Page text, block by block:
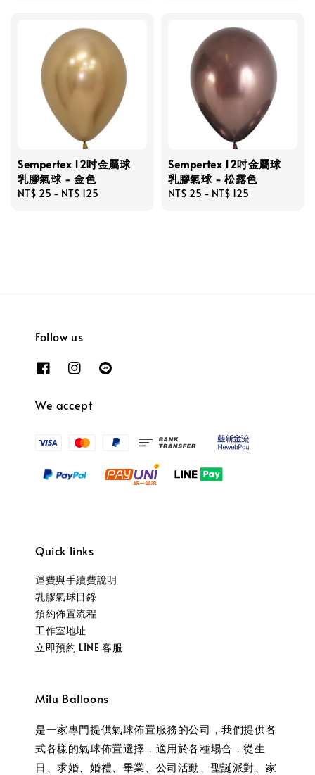
Sempertex 12吋金屬球
乳膠氣球 - 金色
Regular
NT$ 25 - NT$ 125
Sempertex 12吋金屬球
乳膠氣球 - 松露色
Regular
NT$ 25 - NT$ 125
Follow us
We accept
Quick links
運費與手續費說明
乳膠氣球目錄
預約佈置流程
工作室地址
立即預約 LINE 客服
Milu Balloons
是一家專門提供氣球佈置服務的公司，我們提供各
式各樣的氣球佈置選擇，適用於各種場合，從生
日、求婚、婚禮、畢業、公司活動、聖誕派對、家